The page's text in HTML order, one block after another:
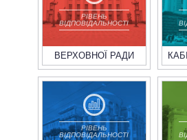
РІВЕНЬ
ВІДПОВІДАЛЬНОСТІ
ВЕРХОВНОЇ РАДИ
РІВЕНЬ
ВІДПОВІДАЛЬНОСТІ